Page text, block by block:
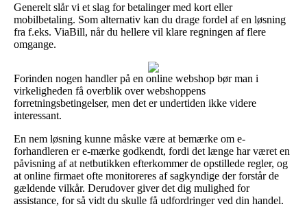
Generelt slår vi et slag for betalinger med kort eller
mobilbetaling. Som alternativ kan du drage fordel af en løsning
fra f.eks. ViaBill, når du hellere vil klare regningen af flere
omgange.
Forinden nogen handler på en online webshop bør man i
virkeligheden få overblik over webshoppens
forretningsbetingelser, men det er undertiden ikke videre
interessant.
En nem løsning kunne måske være at bemærke om e-
forhandleren er e-mærke godkendt, fordi det længe har været en
påvisning af at netbutikken efterkommer de opstillede regler, og
at online firmaet ofte monitoreres af sagkyndige der forstår de
gældende vilkår. Derudover giver det dig mulighed for
assistance, for så vidt du skulle få udfordringer ved din handel.